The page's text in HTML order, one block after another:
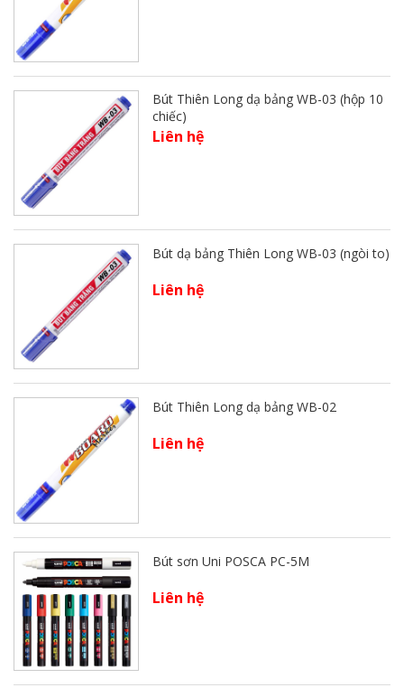
Bút Thiên Long dạ bảng WB-03 (hộp 10
chiếc)
Liên hệ
Bút dạ bảng Thiên Long WB-03 (ngòi to)
Liên hệ
Bút Thiên Long dạ bảng WB-02
Liên hệ
Bút sơn Uni POSCA PC-5M
Liên hệ